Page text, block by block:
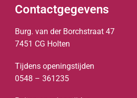
Contactgegevens
Burg. van der Borchstraat 47
7451 CG Holten
Tijdens openingstijden
0548 – 361235